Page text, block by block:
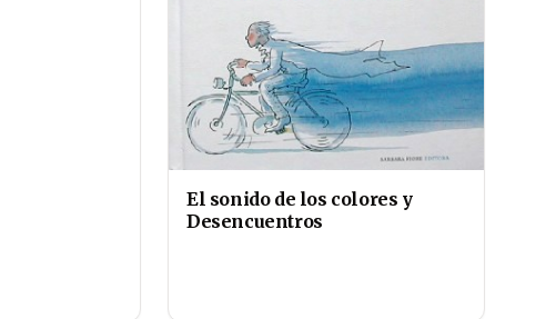
El sonido de los colores y
Desencuentros